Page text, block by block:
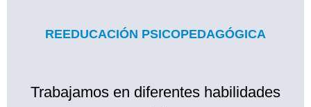
REEDUCACIÓN PSICOPEDAGÓGICA
Trabajamos en diferentes habilidades